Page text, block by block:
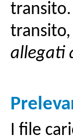
allegati
I file